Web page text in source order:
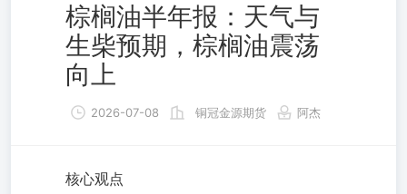
棕榈油半年报：天气与
生柴预期，棕榈油震荡
向上
2026-07-08 铜冠金源期货 阿杰
核心观点